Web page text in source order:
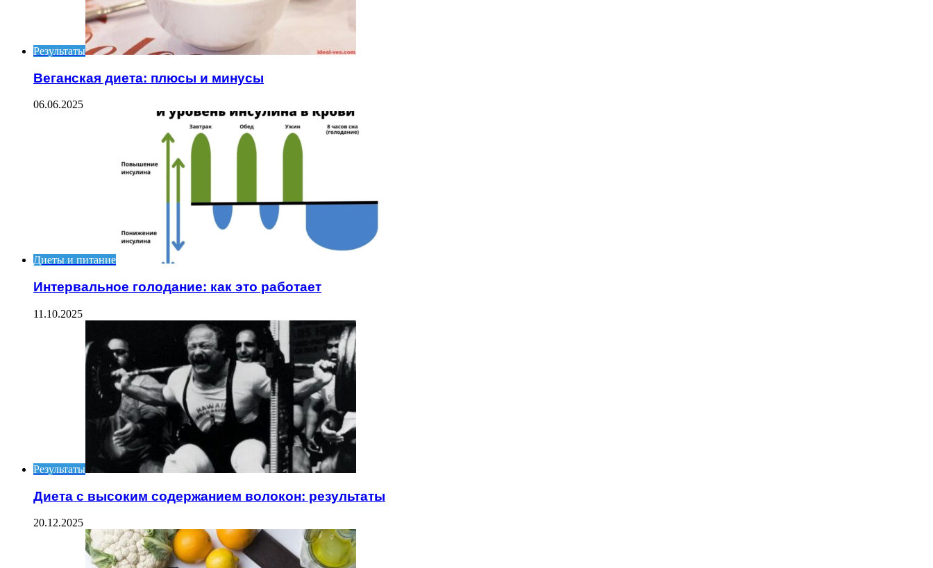
Результаты
Веганская диета: плюсы и минусы
06.06.2025
Диеты и питание
Интервальное голодание: как это работает
11.10.2025
Результаты
Диета с высоким содержанием волокон: результаты
20.12.2025